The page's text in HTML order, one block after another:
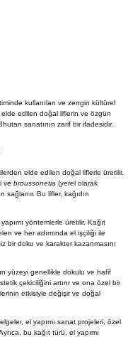
kullanılan ve zengin kültürel
elde edilen doğal liflerin ve özgün
sanatının zarif bir ifadesidir.
elde edilen doğal liflerle üretilir.
ve broussonetia (yerel olarak
Bu lifler, kağıdın
yöntemlerle üretilir. Kağıt
ve her adımında el işçiliği ile
bir doku ve karakter kazanmasını
yüzeyi genellikle dokulu ve hafif
çekiciliğini artırır ve ona özel bir
etkisiyle değişir ve doğal
el yapımı sanat projeleri, özel
bu kağıt türü, el yapımı